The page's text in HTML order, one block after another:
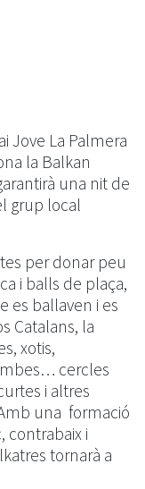
Jove La Palmera
la Balkan
una nit de
grup local
per donar peu
i balls de plaça,
es ballaven i es
Catalans, la
xotis,
cercles
i altres
una formació
contrabaix i
tornarà a